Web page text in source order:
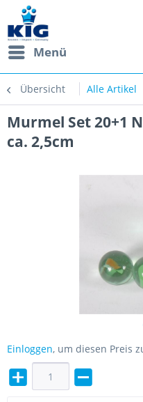
Menü
Übersicht Alle Artikel
Murmel Set 20+1
ca. 2,5cm
Einloggen, um diesen Preis